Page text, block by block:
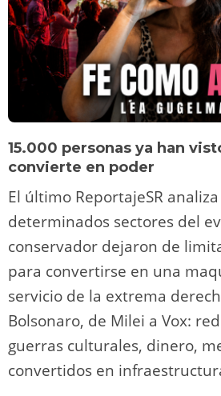
15.000 personas ya han
convierte en poder
El último ReportajeSR
determinados sectores del
conservador dejaron de
para convertirse en una
servicio de la extrema
Bolsonaro, de Milei a Vox:
guerras culturales, dinero,
convertidos en